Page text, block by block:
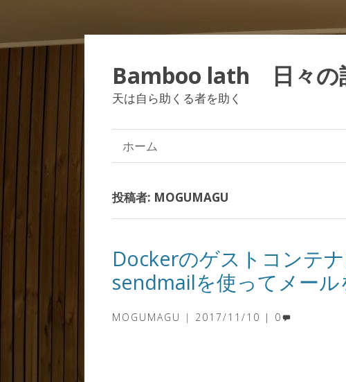
Bamboo lath 日々の
天は自ら助くる者を助く
ホーム
投稿者: MOGUMAGU
Dockerのゲストコンテ
sendmailを使ってメール
MOGUMAGU 2017/11/10 0